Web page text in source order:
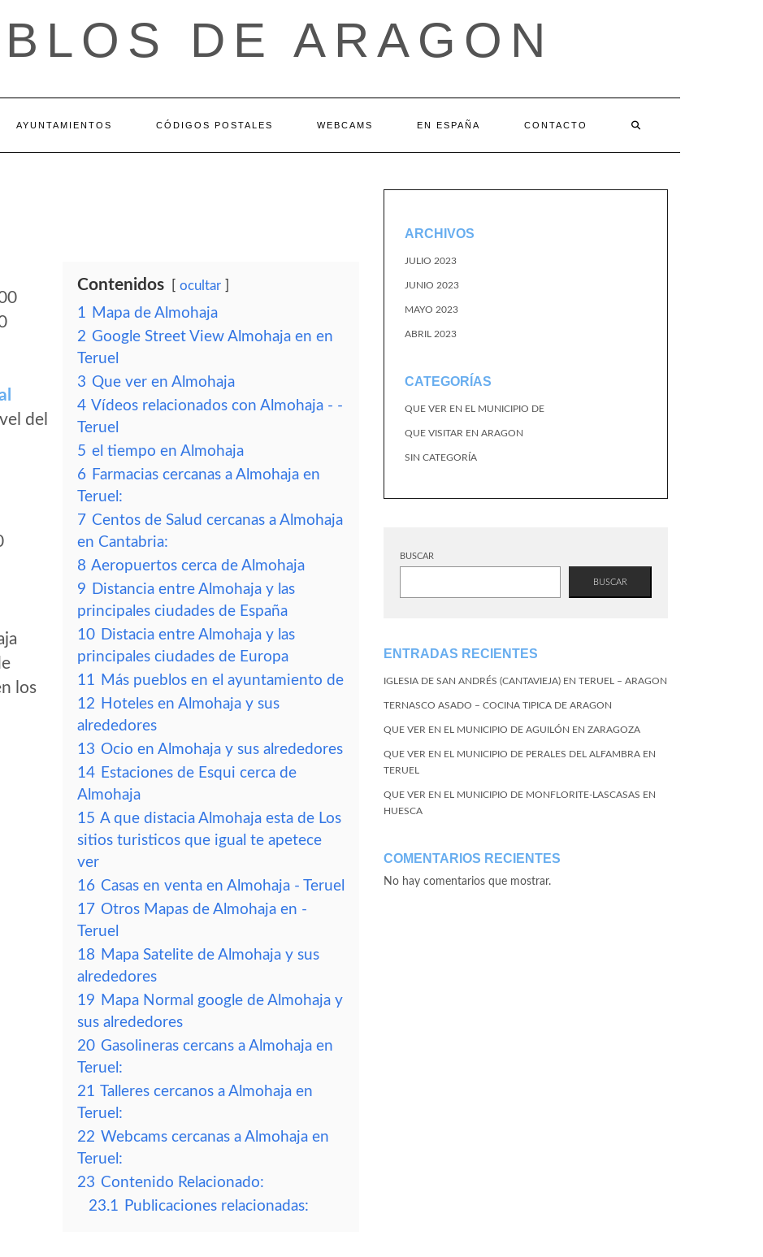
DE ARAGON
AYUNTAMIENTOS CÓDIGOS POSTALES WEBCAMS EN ESPAÑA CONTACTO
del
los
Contenidos ocultar
1 Mapa de Almohaja
2 Google Street View Almohaja en en
Teruel
3 Que ver en Almohaja
4 Vídeos relacionados con Almohaja - -
Teruel
5 el tiempo en Almohaja
6 Farmacias cercanas a Almohaja en
Teruel:
7 Centos de Salud cercanas a Almohaja
en Cantabria:
8 Aeropuertos cerca de Almohaja
9 Distancia entre Almohaja y las
principales ciudades de España
10 Distacia entre Almohaja y las
principales ciudades de Europa
11 Más pueblos en el ayuntamiento de
12 Hoteles en Almohaja y sus
alrededores
13 Ocio en Almohaja y sus alrededores
14 Estaciones de Esqui cerca de
Almohaja
15 A que distacia Almohaja esta de Los
sitios turisticos que igual te apetece
ver
16 Casas en venta en Almohaja - Teruel
17 Otros Mapas de Almohaja en -
Teruel
18 Mapa Satelite de Almohaja y sus
alrededores
19 Mapa Normal google de Almohaja y
sus alrededores
20 Gasolineras cercans a Almohaja en
Teruel:
21 Talleres cercanos a Almohaja en
Teruel:
22 Webcams cercanas a Almohaja en
Teruel:
23 Contenido Relacionado:
23.1 Publicaciones relacionadas:
ARCHIVOS
JULIO 2023
JUNIO 2023
MAYO 2023
ABRIL 2023
CATEGORÍAS
QUE VER EN EL MUNICIPIO DE
QUE VISITAR EN ARAGON
SIN CATEGORÍA
BUSCAR
BUSCAR
ENTRADAS RECIENTES
IGLESIA DE SAN ANDRÉS (CANTAVIEJA) EN TERUEL – ARAGON
TERNASCO ASADO – COCINA TIPICA DE ARAGON
QUE VER EN EL MUNICIPIO DE AGUILÓN EN ZARAGOZA
QUE VER EN EL MUNICIPIO DE PERALES DEL ALFAMBRA EN
TERUEL
QUE VER EN EL MUNICIPIO DE MONFLORITE-LASCASAS EN
HUESCA
COMENTARIOS RECIENTES
No hay comentarios que mostrar.